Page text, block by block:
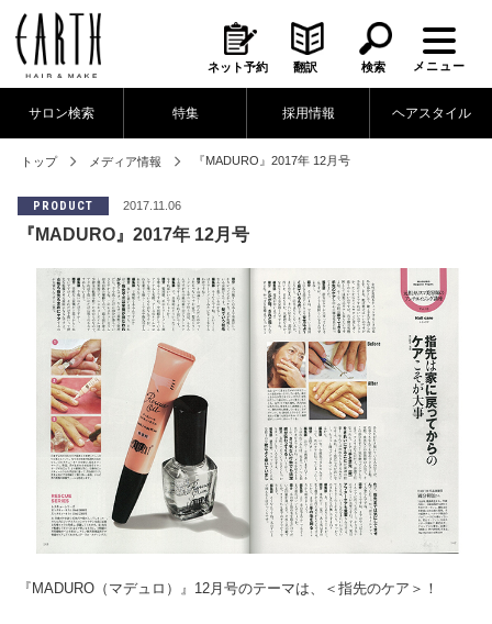
ネット予約 翻訳 検索 メニュー
サロン検索 特集 採用情報 ヘアスタイル
トップ メディア情報 『MADURO』2017年 12月号
PRODUCT 2017.11.06
『MADURO』2017年 12月号
『MADURO（マデュロ）』12月号のテーマは、＜指先のケア＞！